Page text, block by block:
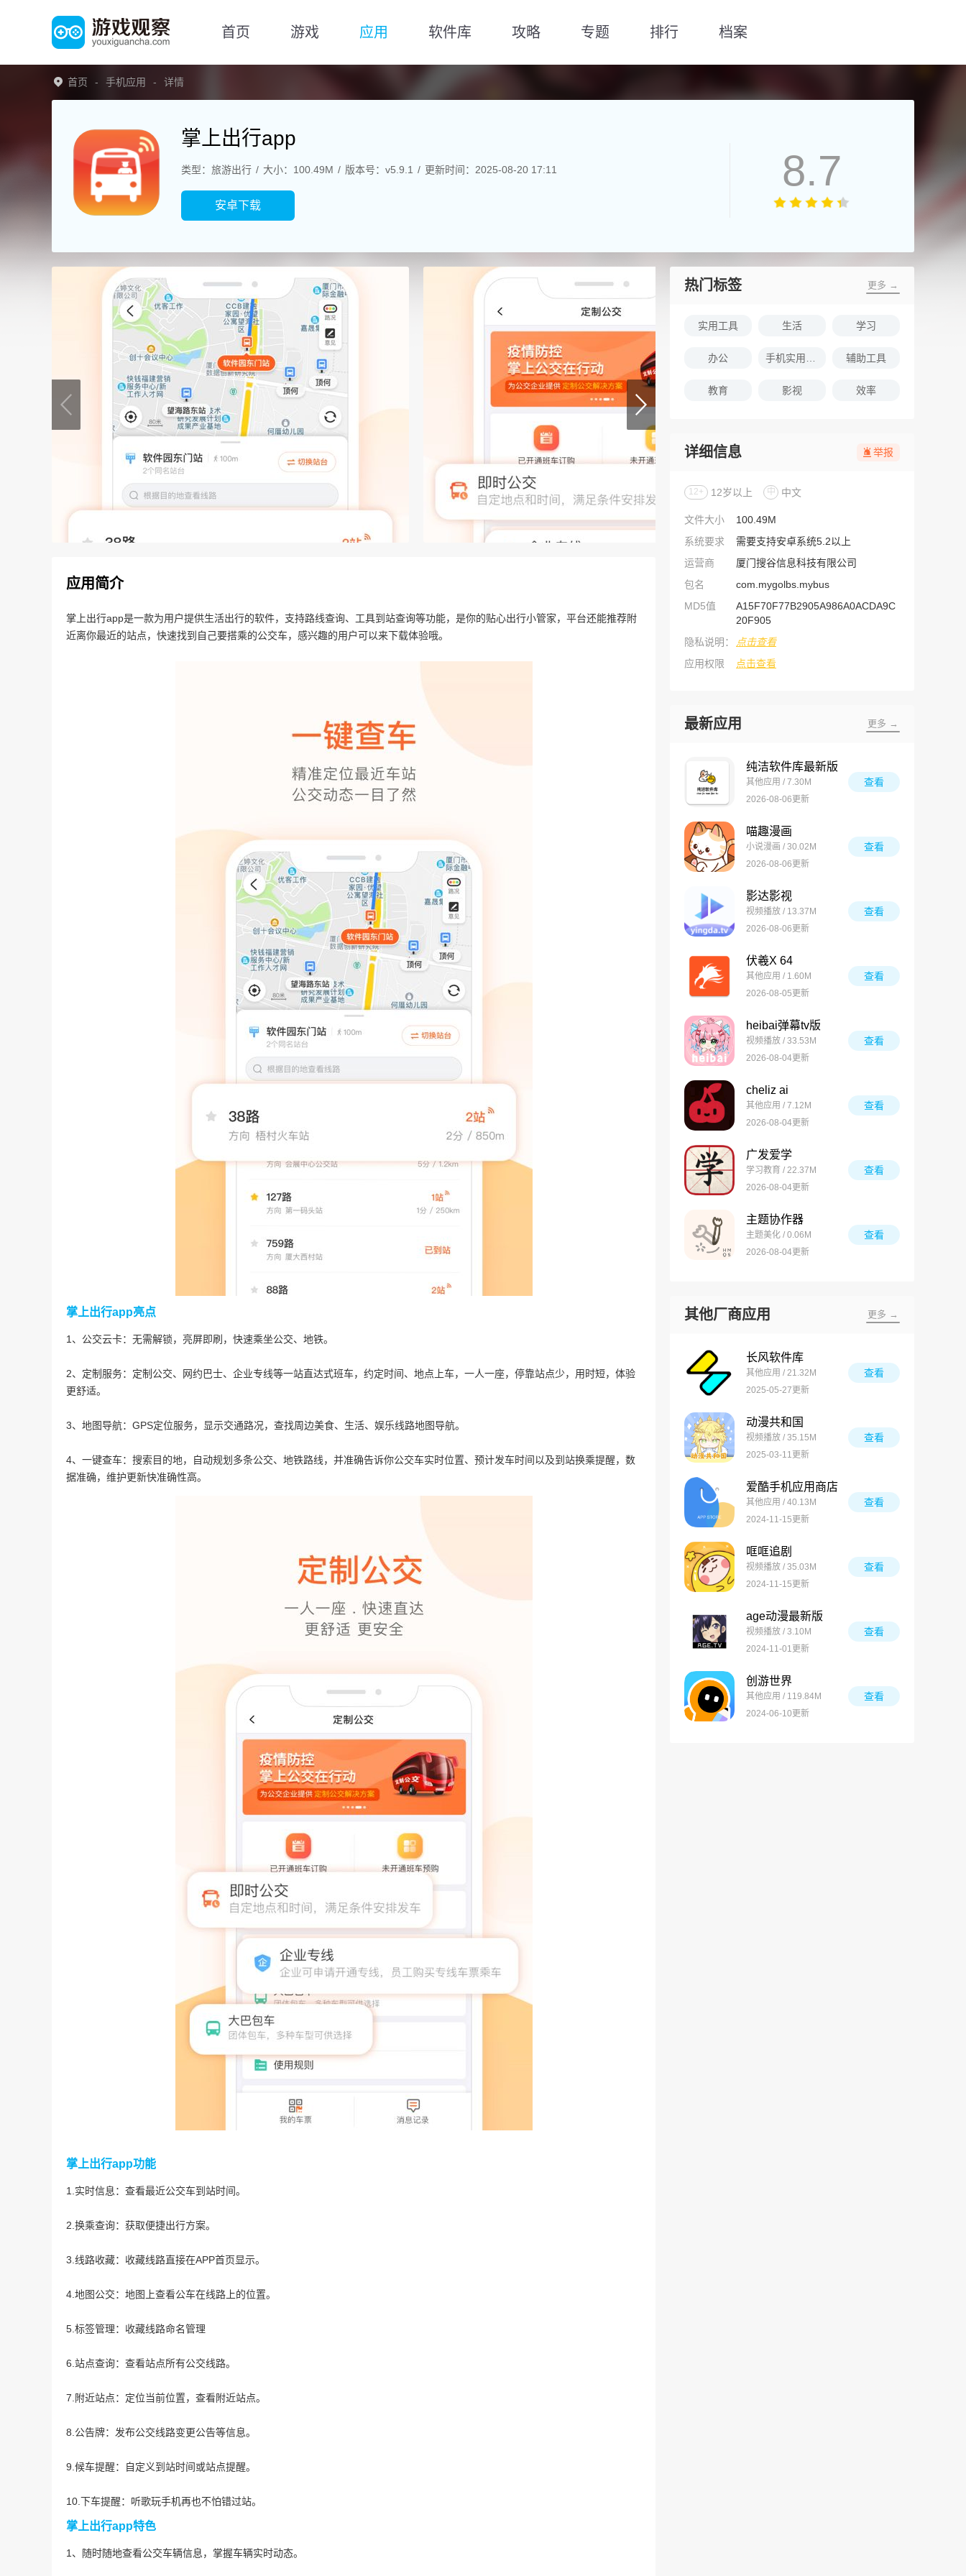
首页 游戏 应用 软件库 攻略 专题 排行 档案
首页 手机应用 详情
掌上出行app
类型：旅游出行 大小：100.49M 版本号：v5.9.1 更新时间：2025-08-20 17:11
安卓下载
8.7
应用简介
掌上出行app是一款为用户提供生活出行的软件，支持路线查询、工具到站查询等功能，是你的贴心出行小管家，平台还能推荐附
近离你最近的站点，快速找到自己要搭乘的公交车，感兴趣的用户可以来下载体验哦。
掌上出行app亮点
1、公交云卡：无需解锁，亮屏即刷，快速乘坐公交、地铁。
2、定制服务：定制公交、网约巴士、企业专线等一站直达式班车，约定时间、地点上车，一人一座，停靠站点少，用时短，体验
更舒适。
3、地图导航：GPS定位服务，显示交通路况，查找周边美食、生活、娱乐线路地图导航。
4、一键查车：搜索目的地，自动规划多条公交、地铁路线，并准确告诉你公交车实时位置、预计发车时间以及到站换乘提醒，数
据准确，维护更新快准确性高。
掌上出行app功能
1.实时信息：查看最近公交车到站时间。
2.换乘查询：获取便捷出行方案。
3.线路收藏：收藏线路直接在APP首页显示。
4.地图公交：地图上查看公车在线路上的位置。
5.标签管理：收藏线路命名管理
6.站点查询：查看站点所有公交线路。
7.附近站点：定位当前位置，查看附近站点。
8.公告牌：发布公交线路变更公告等信息。
9.候车提醒：自定义到站时间或站点提醒。
10.下车提醒：听歌玩手机再也不怕错过站。
掌上出行app特色
1、随时随地查看公交车辆信息，掌握车辆实时动态。
热门标签 更多 →
实用工具 生活 学习
办公 辅助工具
教育 影视 效率
详细信息 举报
12+ 12岁以上 中 中文
文件大小
100.49M
系统要求
需要支持安卓系统5.2以上
运营商
厦门搜谷信息科技有限公司
包名
com.mygolbs.mybus
MD5值
A15F70F77B2905A986A0ACDA9C
20F905
隐私说明：
点击查看
应用权限
点击查看
最新应用 更多 →
纯洁软件库最新版
其他应用 / 7.30M
2026-08-06更新
查看
喵趣漫画
小说漫画 / 30.02M
2026-08-06更新
查看
影达影视
视频播放 / 13.37M
2026-08-06更新
查看
伏羲X 64
其他应用 / 1.60M
2026-08-05更新
查看
heibai弹幕tv版
视频播放 / 33.53M
2026-08-04更新
查看
cheliz ai
其他应用 / 7.12M
2026-08-04更新
查看
广发爱学
学习教育 / 22.37M
2026-08-04更新
查看
主题协作器
主题美化 / 0.06M
2026-08-04更新
查看
其他厂商应用 更多 →
长风软件库
其他应用 / 21.32M
2025-05-27更新
查看
动漫共和国
视频播放 / 35.15M
2025-03-11更新
查看
爱酷手机应用商店
其他应用 / 40.13M
2024-11-15更新
查看
哐哐追剧
视频播放 / 35.03M
2024-11-15更新
查看
age动漫最新版
视频播放 / 3.10M
2024-11-01更新
查看
创游世界
其他应用 / 119.84M
2024-06-10更新
查看